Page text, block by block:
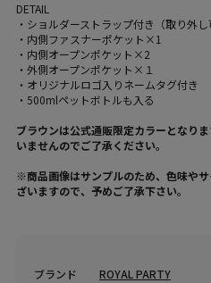
DETAIL
・ショルダーストラップ付き（取り外し
・内側ファスナーポケット×1
・内側オープンポケット×2
・外側オープンポケット×１
・オリジナルロゴ入りネームタグ付き
・500mlペットボトルも入る
ブラウンは公式通販限定カラーとなり
いませんのでご了承ください。
※商品画像はサンプルのため、色味や
ざいますので、予めご了承下さい。
ブランド
ROYAL PARTY